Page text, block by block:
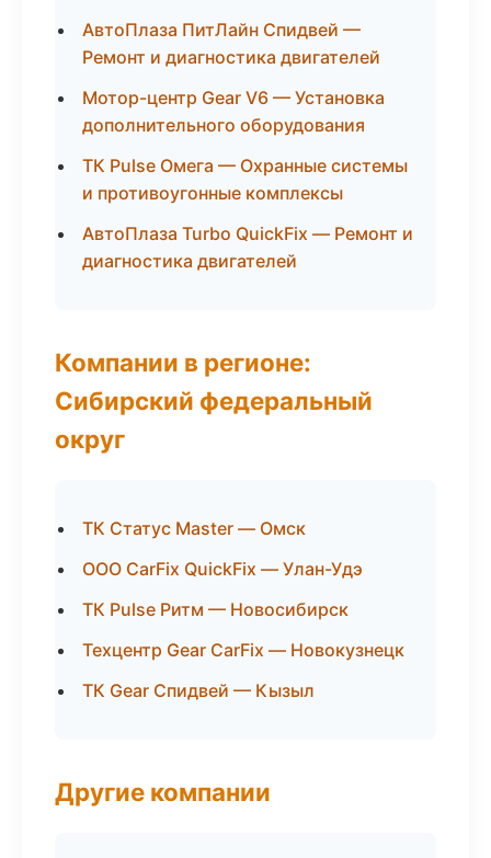
АвтоПлаза ПитЛайн Спидвей —
Ремонт и диагностика двигателей
Мотор-центр Gear V6 — Установка
дополнительного оборудования
ТК Pulse Омега — Охранные системы
и противоугонные комплексы
АвтоПлаза Turbo QuickFix — Ремонт и
диагностика двигателей
Компании в регионе:
Сибирский федеральный
округ
ТК Статус Master — Омск
ООО CarFix QuickFix — Улан-Удэ
ТК Pulse Ритм — Новосибирск
Техцентр Gear CarFix — Новокузнецк
ТК Gear Спидвей — Кызыл
Другие компании